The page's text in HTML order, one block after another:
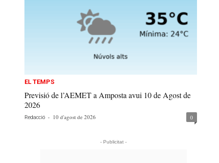
EL TEMPS
Previsió de l’AEMET a Amposta avui 10 de Agost de
2026
Redacció - 10 d'agost de 2026 0
- Publicitat -